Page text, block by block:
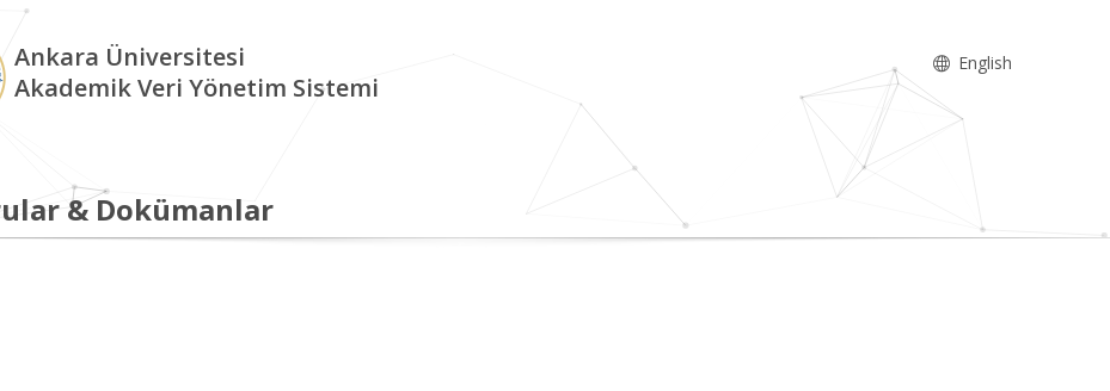
Ankara Üniversitesi
Akademik Veri Yönetim Sistemi
English
& Dokümanlar